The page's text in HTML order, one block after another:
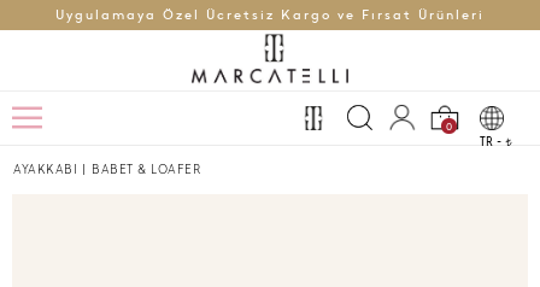
Uygulamaya Özel Ücretsiz Kargo ve Fırsat Ürünleri
0
TR - t
AYAKKABI | BABET & LOAFER